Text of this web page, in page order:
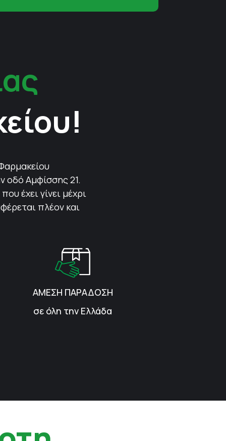
οδό Αμφίσσης 21.
έχει γίνει μέχρι
πλέον και
ΑΜΕΣΗ ΠΑΡΑΔΟΣΗ
σε όλη την Ελλάδα